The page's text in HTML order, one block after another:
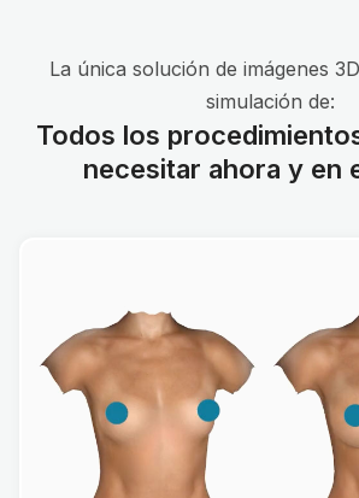
La única solución de imágenes
simulación de:
Todos los
necesitar ahora y en